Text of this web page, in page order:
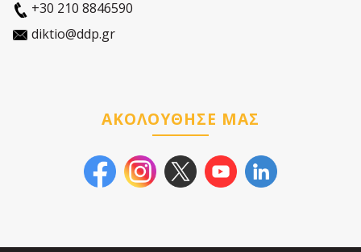
+30 210 8846590
diktio@ddp.gr
ΑΚΟΛΟΥΘΗΣΕ ΜΑΣ